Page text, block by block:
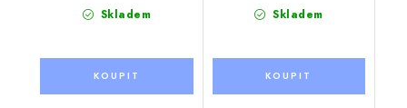
Skladem Skladem